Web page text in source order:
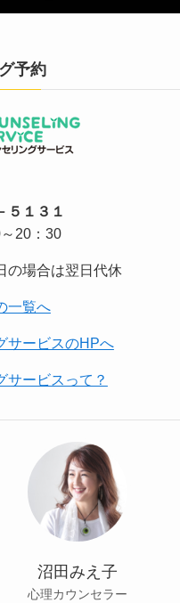
予約
５１３１
20：30
の場合は翌日代休
一覧へ
サービスのHPへ
サービスって？
沼田みえ子
心理カウンセラー